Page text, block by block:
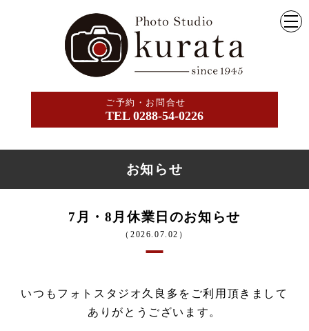
ご予約・お問合せ
TEL 0288-54-0226
お知らせ
7月・8月休業日のお知らせ
（2026.07.02）
いつもフォトスタジオ久良多をご利用頂きまして
ありがとうございます。